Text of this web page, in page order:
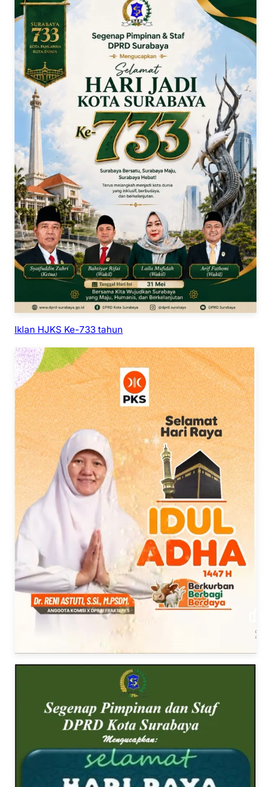
Iklan HJKS Ke-733 tahun